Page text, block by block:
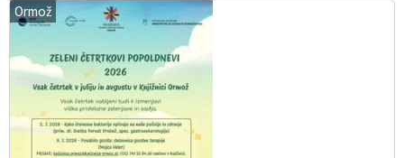
Ormož